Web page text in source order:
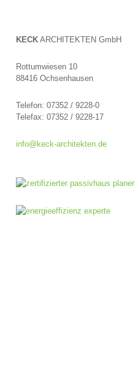
KECK ARCHITEKTEN GmbH
Rottumwiesen 10
88416 Ochsenhausen
Telefon: 07352 / 9228-0
Telefax: 07352 / 9228-17
info@keck-architekten.de